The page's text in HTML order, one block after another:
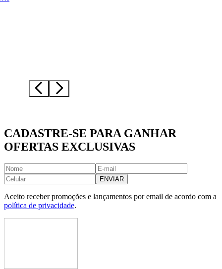
CADASTRE-SE PARA GANHAR
OFERTAS EXCLUSIVAS
ENVIAR
Aceito receber promoções e lançamentos por email de acordo com a
política de privacidade.